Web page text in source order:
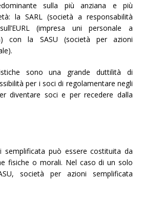
sulla più anziana e più
la SARL (società a responsabilità
(impresa uni personale a
con la SASU (società per azioni
sono una grande duttilità di
per i soci di regolamentare negli
diventare soci e per recedere dalla
semplificata può essere costituita da
fisiche o morali. Nel caso di un solo
società per azioni semplificata